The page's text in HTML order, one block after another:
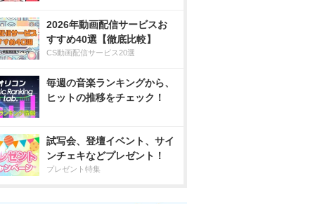
2026年動画配信サービスお
すすめ40選【徹底比較】
CS動画配信サービス20選
毎週の音楽ランキングから、
ヒットの推移をチェック！
試写会、登壇イベント、サイ
ンチェキなどプレゼント！
プレゼント特集